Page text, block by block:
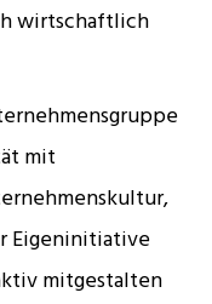
wirtschaftlich
mit
Eigeninitiative
mitgestalten